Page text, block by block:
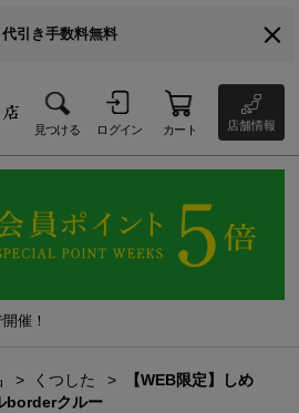
引き手数料無料
見つける ログイン カート 店舗情報
催！
くつした
【WEB限定】しめ
borderクルー